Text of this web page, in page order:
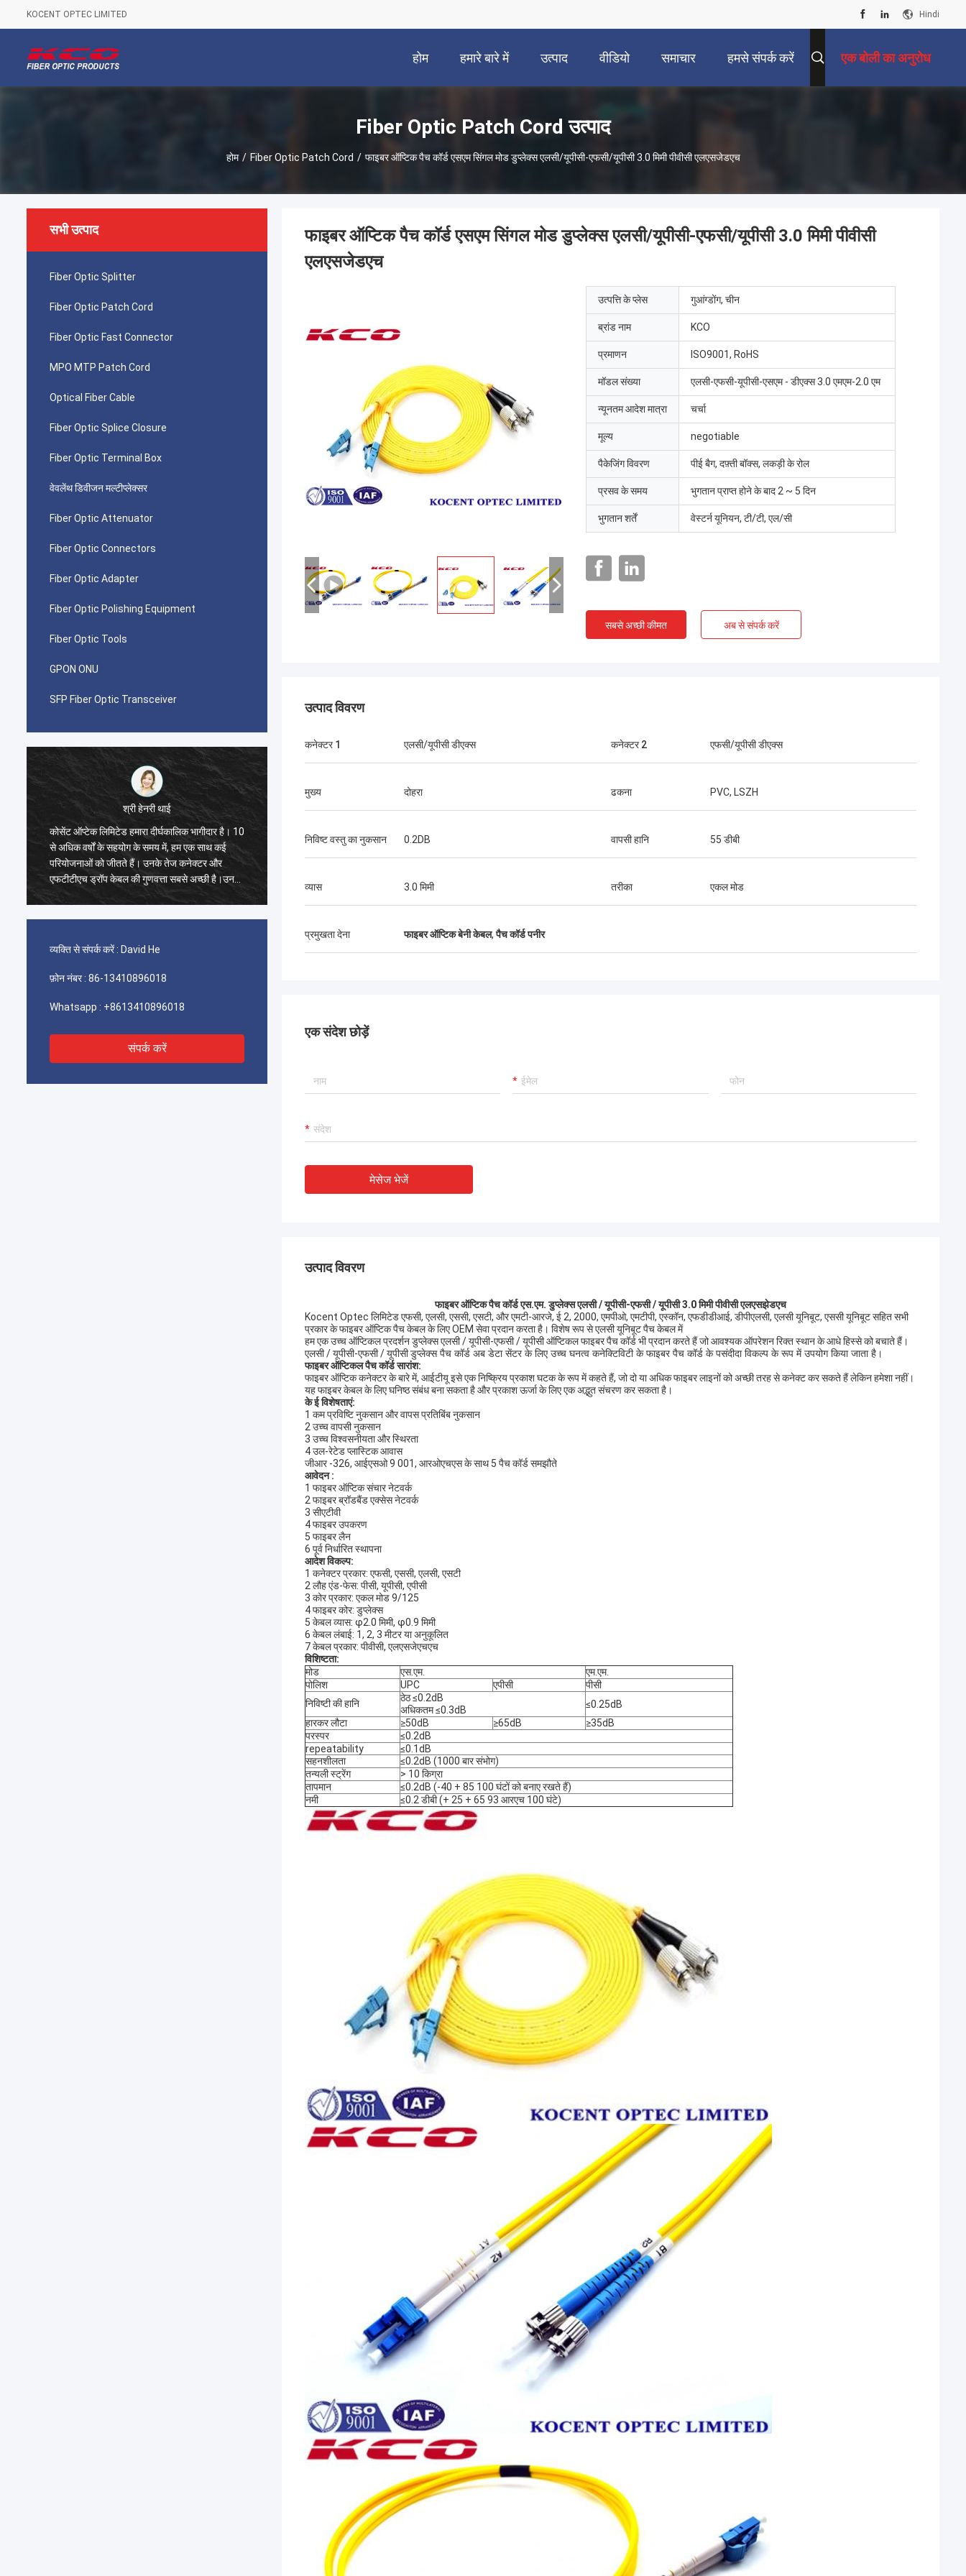
KOCENT OPTEC LIMITED Hindi
होम हमारे बारे में उत्पाद वीडियो समाचार हमसे संपर्क करें एक बोली का अनुरोध
Fiber Optic Patch Cord उत्पाद
होम / Fiber Optic Patch Cord / फाइबर ऑप्टिक पैच कॉर्ड एसएम सिंगल मोड डुप्लेक्स एलसी/यूपीसी-एफसी/यूपीसी 3.0 मिमी पीवीसी एलएसजेडएच
सभी उत्पाद
Fiber Optic Splitter
Fiber Optic Patch Cord
Fiber Optic Fast Connector
MPO MTP Patch Cord
Optical Fiber Cable
Fiber Optic Splice Closure
Fiber Optic Terminal Box
वेवलेंथ डिवीजन मल्टीप्लेक्सर
Fiber Optic Attenuator
Fiber Optic Connectors
Fiber Optic Adapter
Fiber Optic Polishing Equipment
Fiber Optic Tools
GPON ONU
SFP Fiber Optic Transceiver
भागीदार है। 10
एक साथ कई
अच्छी है।उनके
श्री पाब्लो
मुझे आश्चर्य हुआ जब मैंने 2014 में Kocent Optec
Limited के साथ पहला ऑर्डर किया। GYXTW केबल
का एक कंटेनर 40GP और फास्ट कनेक्टर, पैच कॉर्ड और
एडॉप्टर के लिए एक कंटेनर 20GP।
श्री थंग Nguyen
भागीदारों में से एक है। हम उनसे हर महीने 2 से 3 कंटेनर
बॉक्स,स्प्लिट संलग्नक और फाइबर ऑप्टिक सामान की
गुणवत्ता बहुत अच्छी हैउनके समर्थन से हम कई दूरसंचार
श्री हेनरी थाई
कोसेंट ऑप्टेक लिमिटेड हमारा दीर्घकालिक भागीदार है। 10
से अधिक वर्षों के सहयोग के समय में, हम एक साथ कई
एफटीटीएच ड्रॉप केबल की गुणवत्ता सबसे अच्छी है।उनके
उत्पाद अब मेरे देश भर में कवर कर रहे हैं.
व्यक्ति से संपर्क करें : David He
फ़ोन नंबर : 86-13410896018
Whatsapp : +8613410896018
संपर्क करें
फाइबर ऑप्टिक पैच कॉर्ड एसएम सिंगल मोड डुप्लेक्स एलसी/यूपीसी-एफसी/यूपीसी 3.0 मिमी पीवीसी
एलएसजेडएच
उत्पत्ति के प्लेस गुआंग्डोंग, चीन
ब्रांड नाम KCO
प्रमाणन ISO9001, RoHS
मॉडल संख्या एलसी-एफसी-यूपीसी-एसएम - डीएक्स 3.0 एमएम-2.0 एम
न्यूनतम आदेश मात्रा चर्चा
मूल्य negotiable
पैकेजिंग विवरण पीई बैग, दफ़्ती बॉक्स, लकड़ी के रोल
प्रसव के समय भुगतान प्राप्त होने के बाद 2 ~ 5 दिन
भुगतान शर्तें वेस्टर्न यूनियन, टी/टी, एल/सी
सबसे अच्छी कीमत अब से संपर्क करें
उत्पाद विवरण
कनेक्टर 1 एलसी/यूपीसी डीएक्स कनेक्टर 2 एफसी/यूपीसी डीएक्स
मुख्य दोहरा ढकना PVC, LSZH
निविष्ट वस्तु का नुकसान 0.2DB वापसी हानि 55 डीबी
व्यास 3.0 मिमी तरीका एकल मोड
प्रमुखता देना फाइबर ऑप्टिक बेनी केबल,पैच कॉर्ड पनीर
एक संदेश छोड़ें
मेसेज भेजें
उत्पाद विवरण
फाइबर ऑप्टिक पैच कॉर्ड एस.एम. डुप्लेक्स एलसी / यूपीसी-एफसी / यूपीसी 3.0 मिमी पीवीसी एलएसझेडएच
Kocent Optec लिमिटेड एफसी, एलसी, एससी, एसटी, और एमटी-आरजे, ई 2, 2000, एमपीओ, एमटीपी, एस्कॉन, एफडीडीआई, डीपीएलसी, एलसी यूनिबूट, एससी यूनिबूट सहित सभी
प्रकार के फाइबर ऑप्टिक पैच केबल के लिए OEM सेवा प्रदान करता है। विशेष रूप से एलसी यूनिबूट पैच केबल में
हम एक उच्च ऑप्टिकल प्रदर्शन डुप्लेक्स एलसी / यूपीसी-एफसी / यूपीसी ऑप्टिकल फाइबर पैच कॉर्ड भी प्रदान करते हैं जो आवश्यक ऑपरेशन रिक्त स्थान के आधे हिस्से को बचाते हैं।
एलसी / यूपीसी-एफसी / यूपीसीडुप्लेक्स पैच कॉर्ड अब डेटा सेंटर के लिए उच्च घनत्व कनेक्टिविटी के फाइबर पैच कॉर्ड के पसंदीदा विकल्प के रूप में उपयोग किया जाता है।
फाइबर ऑप्टिकल पैच कॉर्ड सारांश:
फाइबर ऑप्टिक कनेक्टर के बारे में, आईटीयू इसे एक निष्क्रिय प्रकाश घटक के रूप में कहते हैं, जो दो या अधिक फाइबर लाइनों को अच्छी तरह से कनेक्ट कर सकते हैं लेकिन हमेशा नहीं।
यह फाइबर केबल के लिए घनिष्ठ संबंध बना सकता है और प्रकाश ऊर्जा के लिए एक अद्भुत संचरण कर सकता है।
केई विशेषताएं:
1 कम प्रविष्टि नुकसान और वापस प्रतिबिंब नुकसान
2 उच्च वापसी नुकसान
3 उच्च विश्वसनीयता और स्थिरता
4 उल-रेटेड प्लास्टिक आवास
जीआर -326, आईएसओ 9 001, आरओएचएस के साथ 5 पैच कॉर्ड समझौते
आवेदन :
1 फाइबर ऑप्टिक संचार नेटवर्क
2 फाइबर ब्रॉडबैंड एक्सेस नेटवर्क
3 सीएटीवी
4 फाइबर उपकरण
5 फाइबर लैन
6 पूर्व निर्धारित स्थापना
आदेश विकल्प:
1 कनेक्टर प्रकार: एफसी, एससी, एलसी, एसटी
2 लौह एंड-फेस: पीसी, यूपीसी, एपीसी
3 कोर प्रकार: एकल मोड 9/125
4 फाइबर कोर: डुप्लेक्स
5 केबल व्यास: φ2.0 मिमी, φ0.9 मिमी
6 केबल लंबाई: 1, 2, 3 मीटर या अनुकूलित
7 केबल प्रकार: पीवीसी, एलएसजेएचएच
विशिष्टता:
मोड
एस.एम.
एम.एम.
पोलिश
UPC एपीसी
पीसी
निविष्टी की हानि
ठेठ ≤0.2dB
अधिकतम ≤0.3dB
≤0.25dB
हारकर लौटा
≥50dB ≥65dB
≥35dB
परस्पर
≤0.2dB
repeatability
≤0.1dB
सहनशीलता
≤0.2dB (1000 बार संभोग)
तन्यली स्ट्रेंग
> 10 किग्रा
तापमान
≤0.2dB (-40 + 85 100 घंटों को बनाए रखते हैं)
नमी
≤0.2 डीबी (+ 25 + 65 93 आरएच 100 घंटे)